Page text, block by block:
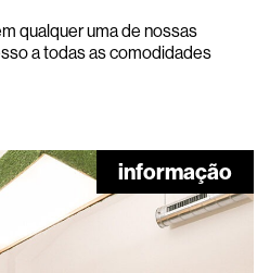
qualquer uma de nossas
a todas as comodidades
informação